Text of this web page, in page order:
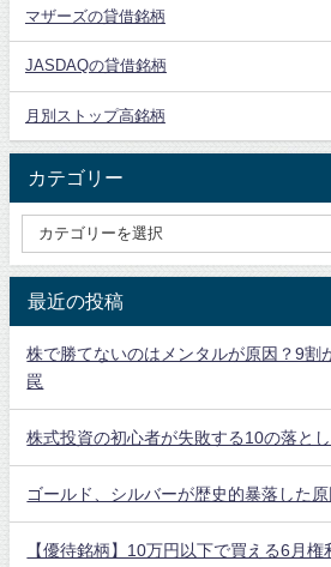
マザーズの貸借銘柄
JASDAQの貸借銘柄
月別ストップ高銘柄
カテゴリー
最近の投稿
株で勝てないのはメンタルが原因？9割
罠
株式投資の初心者が失敗する10の落と
ゴールド、シルバーが歴史的暴落した
【優待銘柄】10万円以下で買える6月